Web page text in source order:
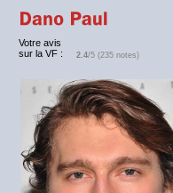
Votre avis
sur la VF :
2.4/5 (235 notes)